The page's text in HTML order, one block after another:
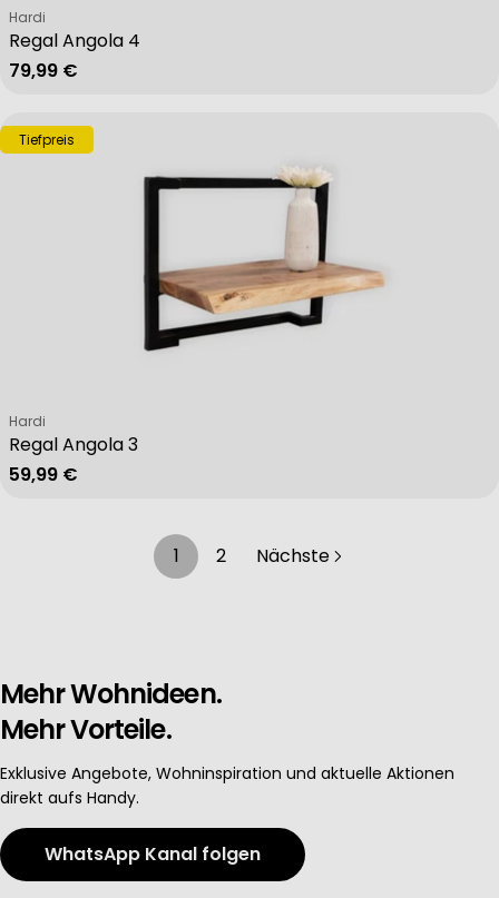
Regal Angola 4
Verkäufer:
Hardi
Regulärer Preis
79,99 €
Tiefpreis
Regal Angola 3
Verkäufer:
Hardi
Regulärer Preis
59,99 €
1 2 Nächste
Mehr Wohnideen.
Mehr Vorteile.
Exklusive Angebote, Wohninspiration und aktuelle Aktionen
direkt aufs Handy.
WhatsApp Kanal folgen